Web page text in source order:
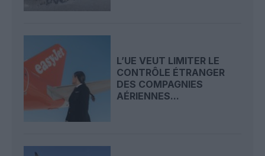
L’UE VEUT LIMITER LE
CONTRÔLE ÉTRANGER
DES COMPAGNIES
AÉRIENNES...